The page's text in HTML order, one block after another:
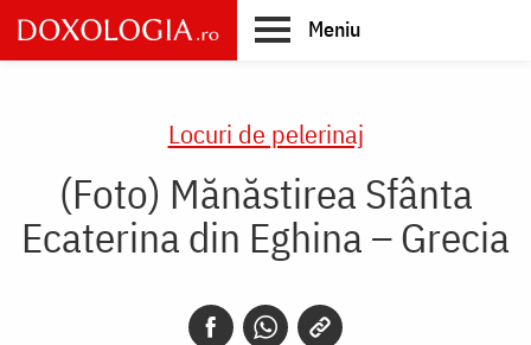
Skip
to
main
Meniu
Locuri de pelerinaj
(Foto) Mănăstirea Sfânta
Ecaterina din Eghina – Grecia